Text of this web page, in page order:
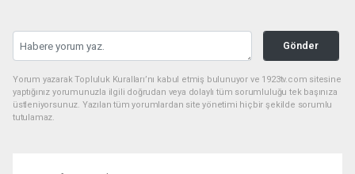
Gönder
Yorum yazarak Topluluk Kuralları’nı kabul etmiş bulunuyor ve 1923tv.com sitesine
yaptığınız yorumunuzla ilgili doğrudan veya dolaylı tüm sorumluluğu tek başınıza
üstleniyorsunuz. Yazılan tüm yorumlardan site yönetimi hiçbir şekilde sorumlu
tutulamaz.